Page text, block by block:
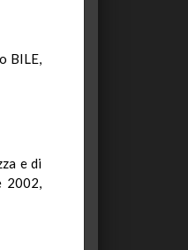
BILE,
e di
2002,